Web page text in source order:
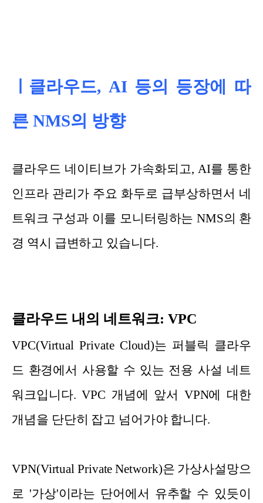
ㅣ클라우드, AI 등의 등장에 따
른 NMS의 방향
클라우드 네이티브가 가속화되고, AI를 통한
인프라 관리가 주요 화두로 급부상하면서 네
트워크 구성과 이를 모니터링하는 NMS의 환
경 역시 급변하고 있습니다.
클라우드 내의 네트워크: VPC
VPC(Virtual Private Cloud)는 퍼블릭 클라우
드 환경에서 사용할 수 있는 전용 사설 네트
워크입니다. VPC 개념에 앞서 VPN에 대한
개념을 단단히 잡고 넘어가야 합니다.
VPN(Virtual Private Network)은 가상사설망으
로 '가상'이라는 단어에서 유추할 수 있듯이